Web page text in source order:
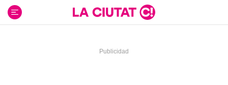
contenido